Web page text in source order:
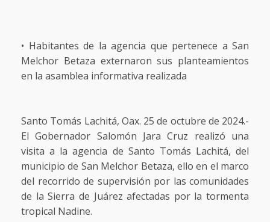
• Habitantes de la agencia que pertenece a San
Melchor Betaza externaron sus planteamientos
en la asamblea informativa realizada
Santo Tomás Lachitá, Oax. 25 de octubre de 2024.-
El Gobernador Salomón Jara Cruz realizó una
visita a la agencia de Santo Tomás Lachitá, del
municipio de San Melchor Betaza, ello en el marco
del recorrido de supervisión por las comunidades
de la Sierra de Juárez afectadas por la tormenta
tropical Nadine.